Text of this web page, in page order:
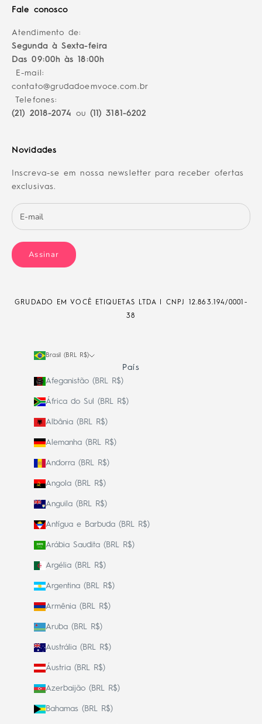
Fale conosco
Atendimento de:
Segunda à Sexta-feira
Das 09:00h às 18:00h
E-mail:
contato@grudadoemvoce.com.br
Telefones:
(21) 2018-2074
ou (11) 3181-6202
Novidades
Inscreva-se em nossa newsletter para receber ofertas
exclusivas.
Assinar
GRUDADO EM VOCÊ ETIQUETAS LTDA | CNPJ
12.863.194/0001-
38
Brasil (BRL R$)
País
Afeganistão (BRL R$)
África do Sul (BRL R$)
Albânia (BRL R$)
Alemanha (BRL R$)
Andorra (BRL R$)
Angola (BRL R$)
Anguila (BRL R$)
Antígua e Barbuda (BRL R$)
Arábia Saudita (BRL R$)
Argélia (BRL R$)
Argentina (BRL R$)
Armênia (BRL R$)
Aruba (BRL R$)
Austrália (BRL R$)
Áustria (BRL R$)
Azerbaijão (BRL R$)
Bahamas (BRL R$)